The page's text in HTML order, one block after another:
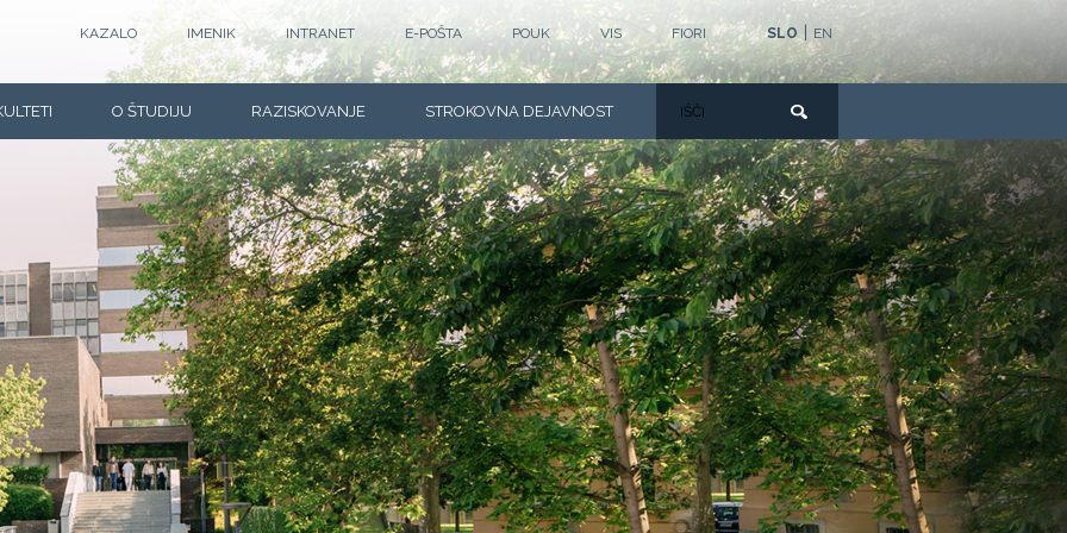
SLO EN
KAZALO IMENIK INTRANET E-POŠTA POUK VIS FIORI
O ŠTUDIJU RAZISKOVANJE STROKOVNA DEJAVNOST